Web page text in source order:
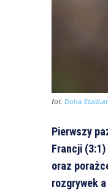
fot. Doha
Pierwszy
Francji
oraz
rozgrywek